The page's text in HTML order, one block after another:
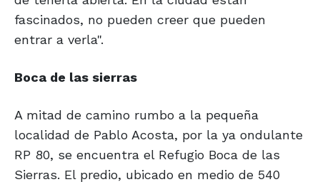
fascinados, no pueden creer que pueden
entrar a verla".
Boca de las sierras
A mitad de camino rumbo a la pequeña
localidad de Pablo Acosta, por la ya ondulante
RP 80, se encuentra el Refugio Boca de las
Sierras. El predio, ubicado en medio de 540